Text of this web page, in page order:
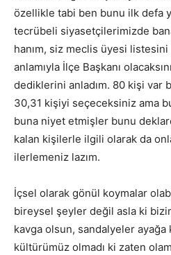
özellikle tabi ben bunu ilk defa
tecrübeli siyasetçilerimizde
hanım, siz meclis üyesi listesini
anlamıyla İlçe Başkanı
dediklerini anladım. 80 kişi var
30,31 kişiyi seçeceksiniz ama
buna niyet etmişler bunu
kalan kişilerle ilgili olarak da
ilerlemeniz lazım.
İçsel olarak gönül koymalar
bireysel şeyler değil asla ki
kavga olsun, sandalyeler ayağa
kültürümüz olmadı ki zaten